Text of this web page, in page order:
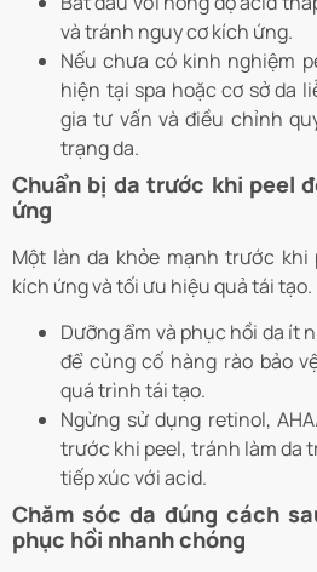
và tránh nguy cơ kích ứng.
Nếu chưa có kinh nghiệm
hiện tại spa hoặc cơ sở da
gia tư vấn và điều chỉnh
trạng da.
Chuẩn bị da trước khi peel
ứng
Một làn da khỏe mạnh trước khi
kích ứng và tối ưu hiệu quả tái tạo.
Dưỡng ẩm và phục hồi da ít
để củng cố hàng rào bảo
quá trình tái tạo.
Ngừng sử dụng retinol,
trước khi peel, tránh làm da
tiếp xúc với acid.
Chăm sóc da đúng cách
phục hồi nhanh chóng